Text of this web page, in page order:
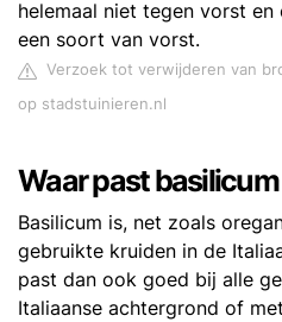
helemaal niet tegen vorst
een soort van vorst.
Verzoek tot verwijderen van
op stadstuinieren.nl
Waar past
Basilicum is, net zoals
gebruikte kruiden in de
past dan ook goed bij alle
Italiaanse achtergrond of